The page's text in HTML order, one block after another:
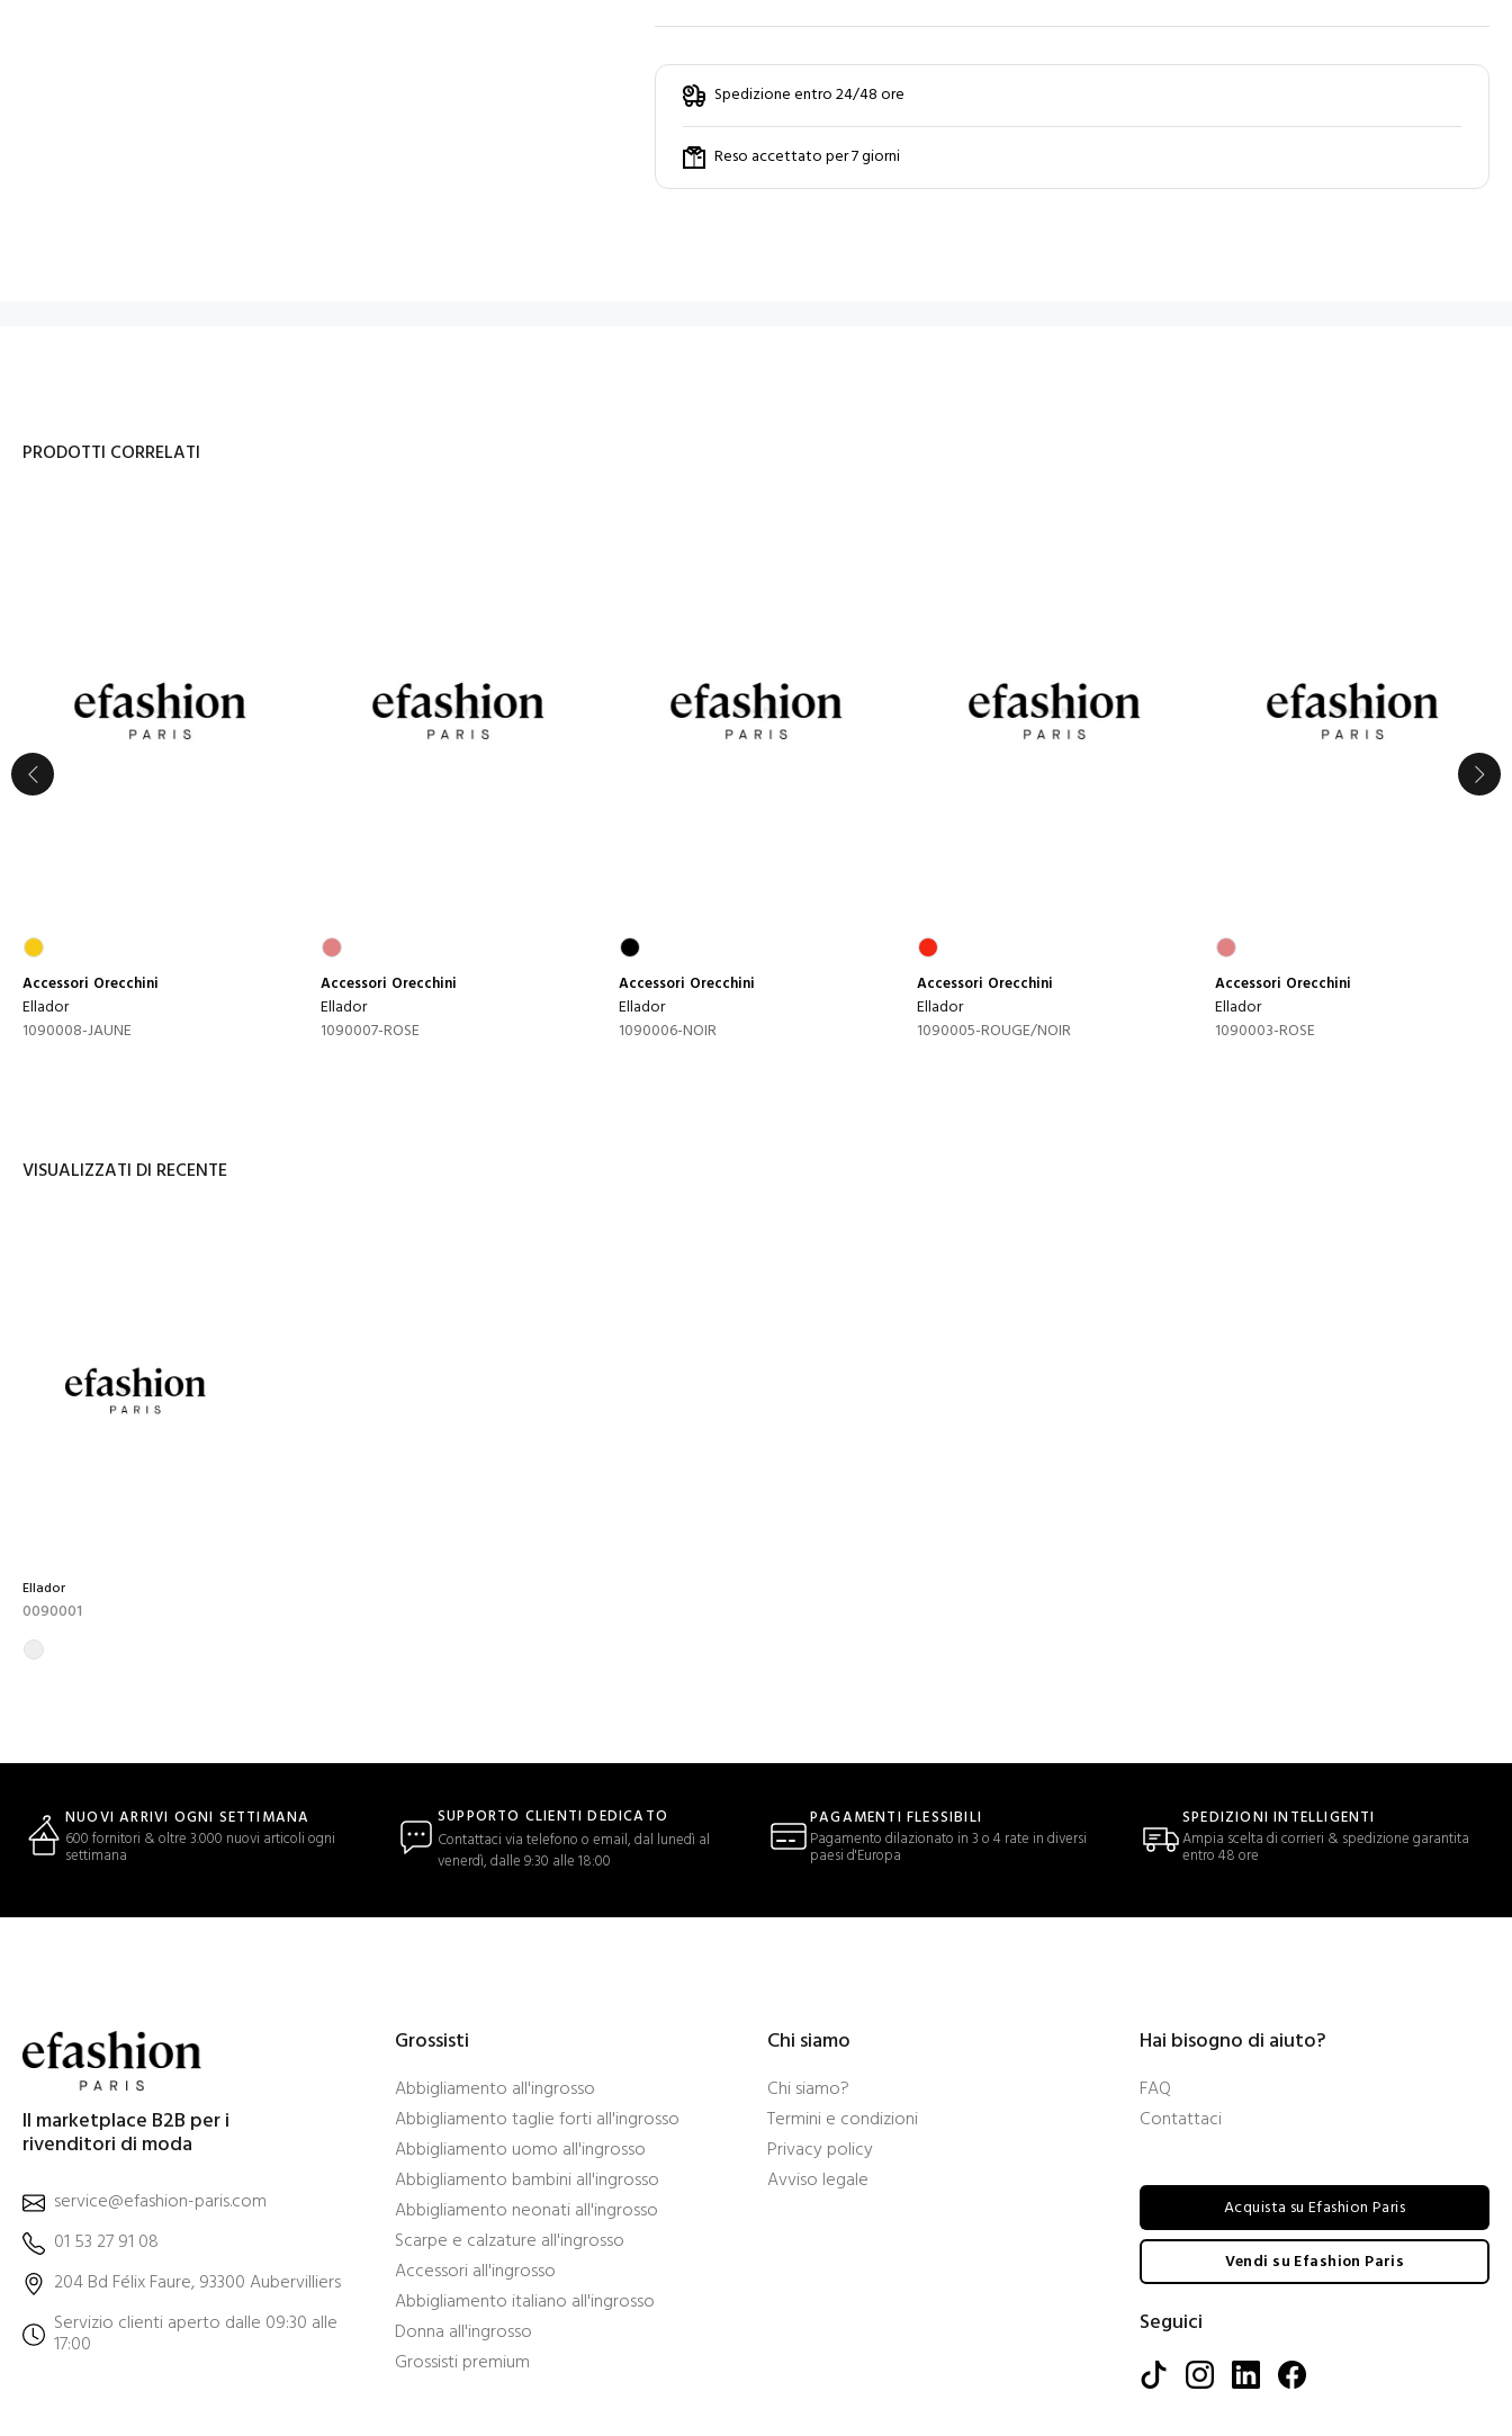
Spedizione entro 24/48 ore
Reso accettato per 7 giorni
PRODOTTI CORRELATI
Accessori Orecchini
Ellador
1090008-JAUNE
Accessori Orecchini
Ellador
1090007-ROSE
Accessori Orecchini
Ellador
1090006-NOIR
Accessori Orecchini
Ellador
1090005-ROUGE/NOIR
Accessori Orecchini
Ellador
1090003-ROSE
VISUALIZZATI DI RECENTE
Ellador
0090001
NUOVI ARRIVI OGNI SETTIMANA
600 fornitori & oltre 3.000 nuovi articoli ogni
settimana
SUPPORTO CLIENTI DEDICATO
Contattaci via telefono o email, dal lunedì al
venerdì, dalle 9:30 alle 18:00
PAGAMENTI FLESSIBILI
Pagamento dilazionato in 3 o 4 rate in diversi
paesi d'Europa
SPEDIZIONI INTELLIGENTI
Ampia scelta di corrieri & spedizione garantita
entro 48 ore
Il marketplace B2B per i
rivenditori di moda
service@efashion-paris.com
01 53 27 91 08
204 Bd Félix Faure, 93300 Aubervilliers
Servizio clienti aperto dalle 09:30 alle
17:00
Grossisti
Abbigliamento all'ingrosso
Abbigliamento taglie forti all'ingrosso
Abbigliamento uomo all'ingrosso
Abbigliamento bambini all'ingrosso
Abbigliamento neonati all'ingrosso
Scarpe e calzature all'ingrosso
Accessori all'ingrosso
Abbigliamento italiano all'ingrosso
Donna all'ingrosso
Grossisti premium
Chi siamo
Chi siamo?
Termini e condizioni
Privacy policy
Avviso legale
Hai bisogno di aiuto?
FAQ
Contattaci
Acquista su Efashion Paris
Vendi su Efashion Paris
Seguici